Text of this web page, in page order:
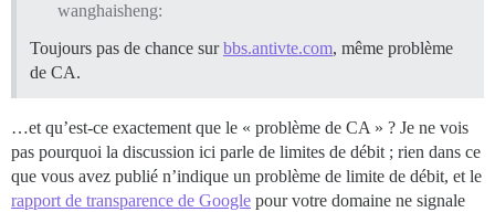
wanghaisheng:
Toujours pas de chance surbbs.antivte.com, même problème
de CA.
…et qu’est-ce exactement que le « problème de CA » ? Je ne vois
pas pourquoi la discussion ici parle de limites de débit ; rien dans ce
que vous avez publié n’indique un problème de limite de débit, et le
rapport de transparence de Google pour votre domaine ne signale